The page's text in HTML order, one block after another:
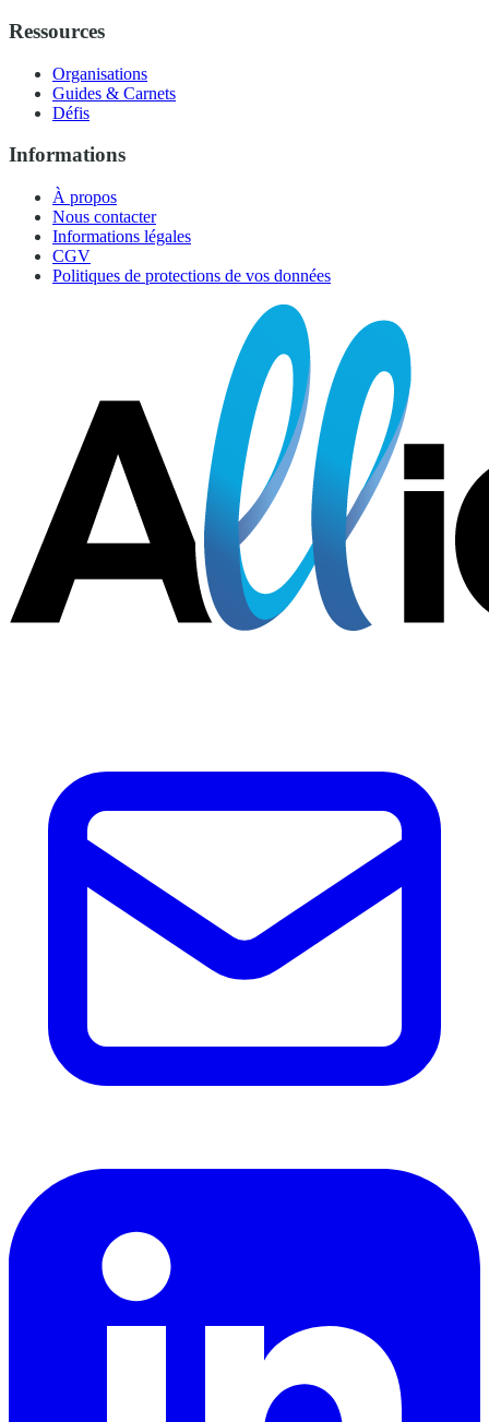
Ressources
Organisations
Guides & Carnets
Défis
Informations
À propos
Nous contacter
Informations légales
CGV
Politiques de protections de vos données